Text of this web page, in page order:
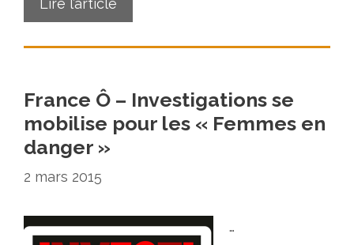
Lire l’article
France Ô – Investigations se
mobilise pour les « Femmes en
danger »
2 mars 2015
…